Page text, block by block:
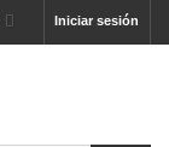
Iniciar sesión